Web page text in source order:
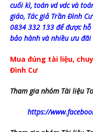
cuối kì, toán vd vdc và
giáo, Tác giả Trần Đình
0834 332 133 để được
bảo hành và nhiều ưu đãi
Mua đúng tài liệu,
Đình Cư
Tham gia nhóm Tài liệu
https://